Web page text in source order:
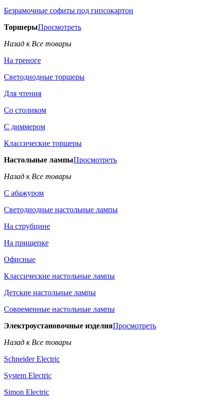
Безрамочные софиты под гипсокартон
ТоршерыПросмотреть
Назад к Все товары
На треноге
Светодиодные торшеры
Для чтения
Со столиком
С диммером
Классические торшеры
Настольные лампыПросмотреть
Назад к Все товары
С абажуром
Светодиодные настольные лампы
На струбцине
На прищепке
Офисные
Классические настольные лампы
Детские настольные лампы
Современные настольные лампы
Электроустановочные изделияПросмотреть
Назад к Все товары
Schneider Electric
System Electric
Simon Electric